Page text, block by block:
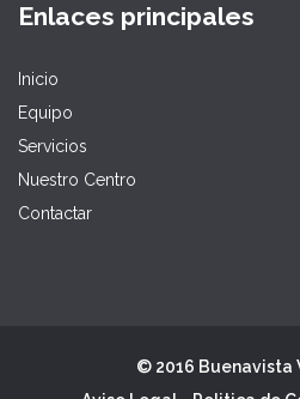
Enlaces principales
Inicio
Equipo
Servicios
Nuestro Centro
Contactar
© 2016 Buenavista